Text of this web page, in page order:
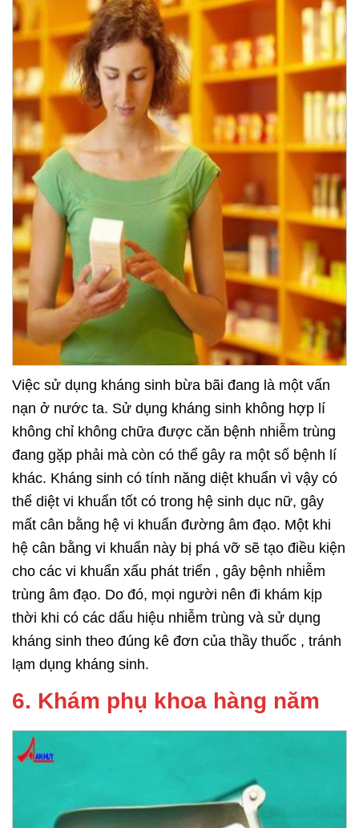
Việc sử dụng kháng sinh bừa bãi đang là một vấn
nạn ở nước ta. Sử dụng kháng sinh không hợp lí
không chỉ không chữa được căn bệnh nhiễm trùng
đang gặp phải mà còn có thể gây ra một số bệnh lí
khác. Kháng sinh có tính năng diệt khuẩn vì vậy có
thể diệt vi khuẩn tốt có trong hệ sinh dục nữ, gây
mất cân bằng hệ vi khuẩn đường âm đạo. Một khi
hệ cân bằng vi khuẩn này bị phá vỡ sẽ tạo điều kiện
cho các vi khuẩn xấu phát triển , gây bệnh nhiễm
trùng âm đạo. Do đó, mọi người nên đi khám kịp
thời khi có các dấu hiệu nhiễm trùng và sử dụng
kháng sinh theo đúng kê đơn của thầy thuốc , tránh
lạm dụng kháng sinh.
6. Khám phụ khoa hàng năm